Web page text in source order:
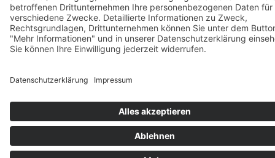
Programmierung und Design:DOUBLE-A-DESIGN
Impressum|Datenschutz|Cookies